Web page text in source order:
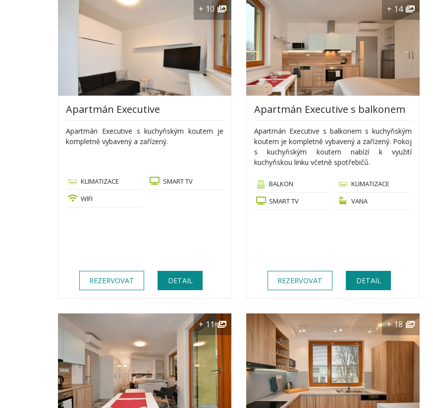
+ 10
Apartmán Executive
Apartmán Executive s kuchyňským koutem je
kompletně vybavený a zařízený.
KLIMATIZACE
SMART TV
WIFI
REZERVOVAT DETAIL
+ 14
Apartmán Executive s balkonem
Apartmán Executive s balkonem s kuchyňským
koutem je kompletně vybavený a zařízený. Pokoj
s kuchyňským koutem nabízí k využití
kuchyňskou linku včetně spotřebičů.
BALKON
KLIMATIZACE
SMART TV
VANA
REZERVOVAT DETAIL
+ 11 + 18